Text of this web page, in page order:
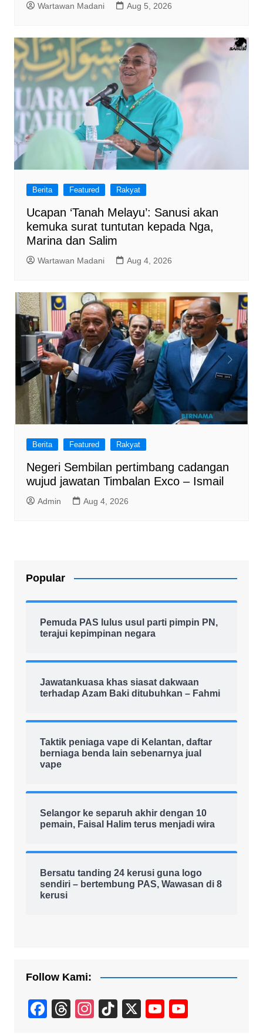
Wartawan Madani Aug 5, 2026
Berita Featured Rakyat
Ucapan ‘Tanah Melayu’: Sanusi akan
kemuka surat tuntutan kepada Nga,
Marina dan Salim
Wartawan Madani Aug 4, 2026
Berita Featured Rakyat
Negeri Sembilan pertimbang cadangan
wujud jawatan Timbalan Exco – Ismail
Admin Aug 4, 2026
Popular
Pemuda PAS lulus usul parti pimpin PN,
terajui kepimpinan negara
Jawatankuasa khas siasat dakwaan
terhadap Azam Baki ditubuhkan – Fahmi
Taktik peniaga vape di Kelantan, daftar
berniaga benda lain sebenarnya jual
vape
Selangor ke separuh akhir dengan 10
pemain, Faisal Halim terus menjadi wira
Bersatu tanding 24 kerusi guna logo
sendiri – bertembung PAS, Wawasan di 8
kerusi
Follow Kami:
F
T
In
Ti
X
Y